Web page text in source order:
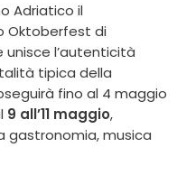
Adriatico il
Oktoberfest di
unisce l’autenticità
tipica della
fino al 4 maggio
9 all’11 maggio,
gastronomia, musica